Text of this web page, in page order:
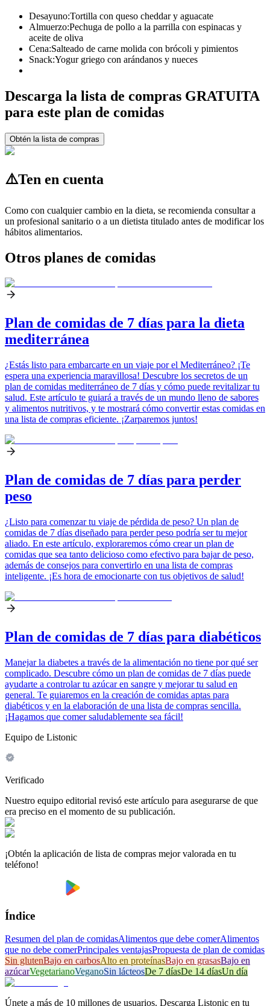
Desayuno:Tortilla con queso cheddar y aguacate
Almuerzo:Pechuga de pollo a la parrilla con espinacas y
aceite de oliva
Cena:Salteado de carne molida con brócoli y pimientos
Snack:Yogur griego con arándanos y nueces
Descarga la lista de compras GRATUITA
para este plan de comidas
Obtén la lista de compras
⚠️Ten en cuenta
Como con cualquier cambio en la dieta, se recomienda consultar a
un profesional sanitario o a un dietista titulado antes de modificar los
hábitos alimentarios.
Otros planes de comidas
Plan de comidas de 7 días para la dieta
mediterránea
¿Estás listo para embarcarte en un viaje por el Mediterráneo? ¡Te
espera una experiencia maravillosa! Descubre los secretos de un
plan de comidas mediterráneo de 7 días y cómo puede revitalizar tu
salud. Este artículo te guiará a través de un mundo lleno de sabores
y alimentos nutritivos, y te mostrará cómo convertir estas comidas en
una lista de compras eficiente. ¡Zarparemos juntos!
Plan de comidas de 7 días para perder
peso
¿Listo para comenzar tu viaje de pérdida de peso? Un plan de
comidas de 7 días diseñado para perder peso podría ser tu mejor
aliado. En este artículo, exploraremos cómo crear un plan de
comidas que sea tanto delicioso como efectivo para bajar de peso,
además de consejos para convertirlo en una lista de compras
inteligente. ¡Es hora de emocionarte con tus objetivos de salud!
Plan de comidas de 7 días para diabéticos
Manejar la diabetes a través de la alimentación no tiene por qué ser
complicado. Descubre cómo un plan de comidas de 7 días puede
ayudarte a controlar tu azúcar en sangre y mejorar tu salud en
general. Te guiaremos en la creación de comidas aptas para
diabéticos y en la elaboración de una lista de compras sencilla.
¡Hagamos que comer saludablemente sea fácil!
Equipo de Listonic
Verificado
Nuestro equipo editorial revisó este artículo para asegurarse de que
era preciso en el momento de su publicación.
¡Obtén la aplicación de lista de compras mejor valorada en tu
teléfono!
Índice
Resumen del plan de comidasAlimentos que debe comerAlimentos
que no debe comerPrincipales ventajasPropuesta de plan de comidas
Sin glutenBajo en carbosAlto en proteínasBajo en grasasBajo en
azúcarVegetarianoVeganoSin lácteosDe 7 díasDe 14 díasUn día
Únete a más de 10 millones de usuarios. Descarga Listonic en tu